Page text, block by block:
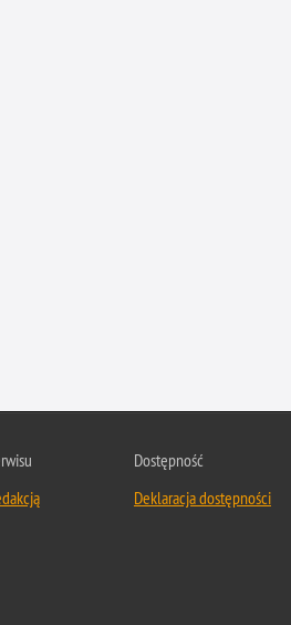
Dostępność
Deklaracja dostępności